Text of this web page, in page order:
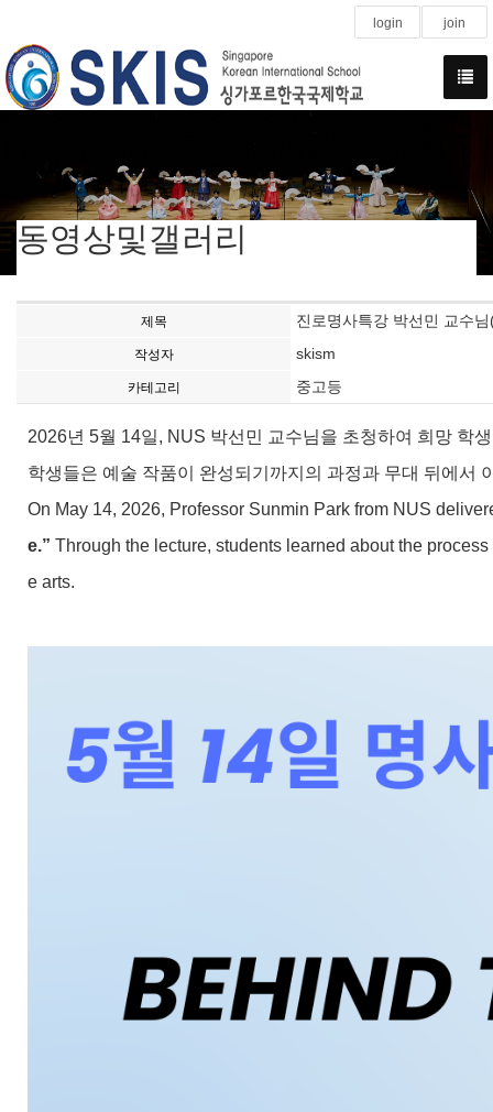
login join
동영상및갤러리
제목 진로명사특강 박선민 교수
작성자 skism
카테고리 중고등
2026년 5월 14일, NUS 박선민 교수님을 초청하여 희망 학
학생들은 예술 작품이 완성되기까지의 과정과 무대 뒤에서
On May 14, 2026, Professor Sunmin Park from NUS
e.” Through the lecture, students learned about the
e arts.